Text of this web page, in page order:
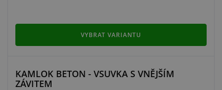
VYBRAT VARIANTU
KAMLOK BETON - VSUVKA S VNĚJŠÍM
ZÁVITEM